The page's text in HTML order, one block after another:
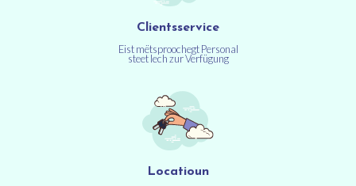
Clientsservice
Eist mëtsproochegt Personal
steet Iech zur Verfügung
Locatioun